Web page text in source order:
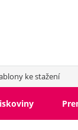
ke stažení